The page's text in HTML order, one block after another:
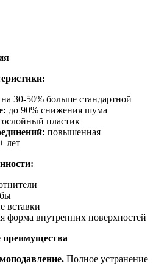
на 30-50% больше стандартной
до 90% снижения шума
пластик
повышенная
лет
вставки
форма внутренних поверхностей
преимущества
Полное устранение